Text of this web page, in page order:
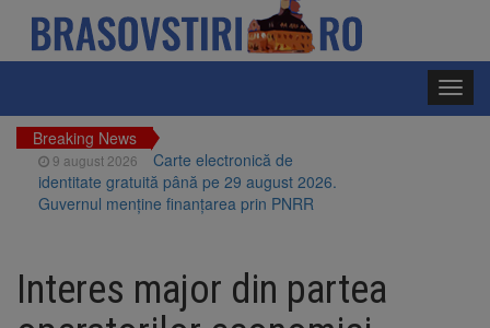
Breaking News
9 august 2026
Carte electronică de
identitate gratuită până pe 29 august 2026.
Guvernul menține finanțarea prin PNRR
Brașovului vor fi restaurate. Contractul de
finanțare a fost semnat
Interes major din partea